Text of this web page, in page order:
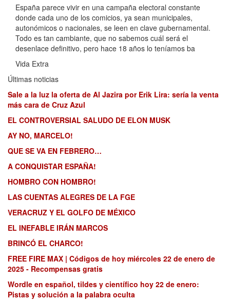
España parece vivir en una campaña electoral constante
donde cada uno de los comicios, ya sean municipales,
autonómicos o nacionales, se leen en clave gubernamental.
Todo es tan cambiante, que no sabemos cuál será el
desenlace definitivo, pero hace 18 años lo teníamos ba
Vida Extra
Últimas noticias
Sale a la luz la oferta de Al Jazira por Erik Lira: sería la venta
más cara de Cruz Azul
EL CONTROVERSIAL SALUDO DE ELON MUSK
AY NO, MARCELO!
QUE SE VA EN FEBRERO…
A CONQUISTAR ESPAÑA!
HOMBRO CON HOMBRO!
LAS CUENTAS ALEGRES DE LA FGE
VERACRUZ Y EL GOLFO DE MÉXICO
EL INEFABLE IRÁN MARCOS
BRINCÓ EL CHARCO!
FREE FIRE MAX | Códigos de hoy miércoles 22 de enero de
2025 - Recompensas gratis
Wordle en español, tildes y científico hoy 22 de enero:
Pistas y solución a la palabra oculta